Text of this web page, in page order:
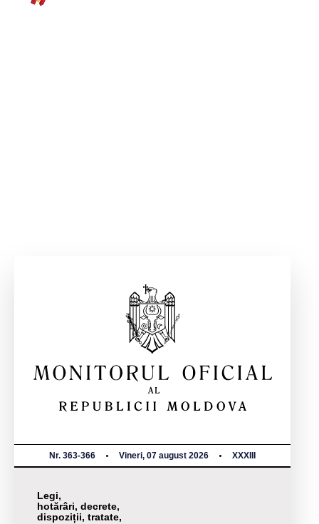
Nr. 363-366 Vineri, 07 august 2026 XXXIII
Legi,
hotărâri, decrete,
dispoziții, tratate,